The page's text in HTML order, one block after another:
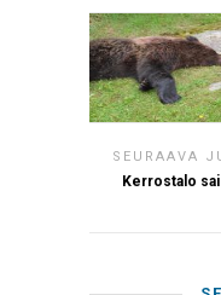
SEURAAVA
Kerrostalo